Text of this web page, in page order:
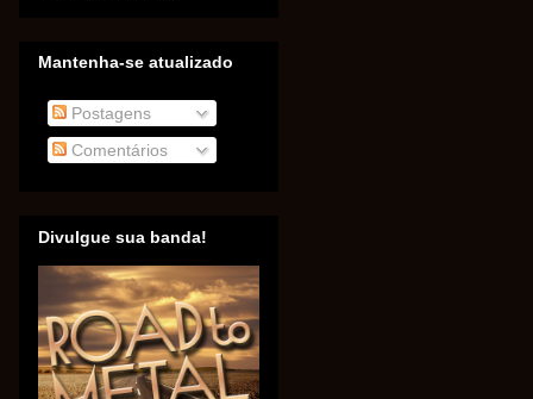
Mantenha-se atualizado
Postagens
Comentários
Divulgue sua banda!